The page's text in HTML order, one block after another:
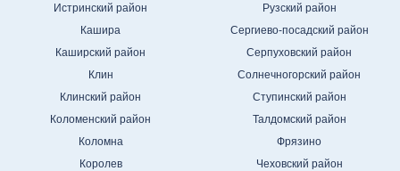
Истринский район
Кашира
Каширский район
Клин
Клинский район
Коломенский район
Коломна
Королев
Рузский район
Сергиево-посадский район
Серпуховский район
Солнечногорский район
Ступинский район
Талдомский район
Фрязино
Чеховский район